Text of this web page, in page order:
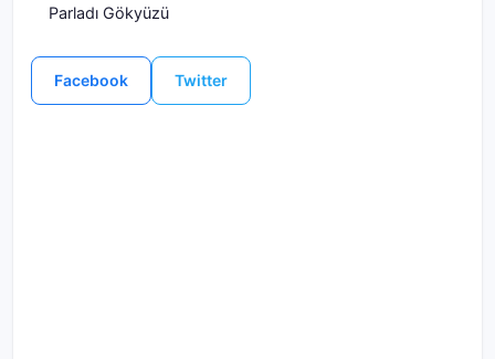
Parladı Gökyüzü
Facebook Twitter